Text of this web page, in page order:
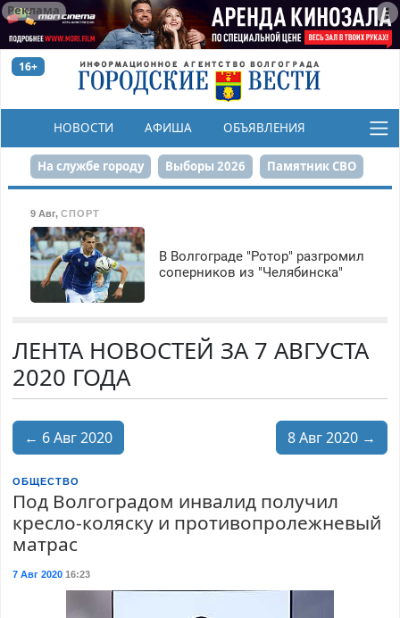
Реклама
16+
НОВОСТИ АФИША ОБЪЯВЛЕНИЯ
КОНКУРСЫ
На службе городу Выборы 2026 Памятник СВО
Набережная День Победы
80-летие Победы Парк Героев-летчиков
9 Авг, СПОРТ
В Волгограде "Ротор" разгромил
соперников из "Челябинска"
ЛЕНТА НОВОСТЕЙ ЗА 7 АВГУСТА
2020 ГОДА
← 6 Авг 2020 8 Авг 2020 →
ОБЩЕСТВО
Под Волгоградом инвалид получил
кресло-коляску и противопролежневый
матрас
7 Авг 202016:23